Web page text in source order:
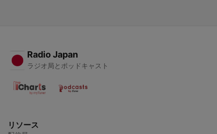
Radio Japan
ラジオ局とポッドキャスト
リソース